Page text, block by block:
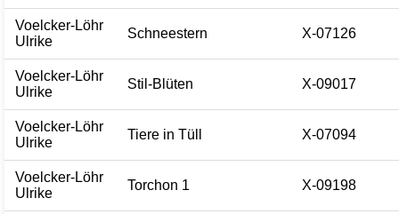
Voelcker-Löhr
Ulrike
Schneestern X-07126
Voelcker-Löhr
Ulrike
Stil-Blüten X-09017
Voelcker-Löhr
Ulrike
Tiere in Tüll X-07094
Voelcker-Löhr
Ulrike
Torchon 1 X-09198